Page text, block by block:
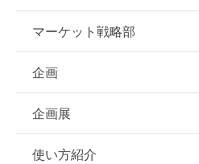
マーケット戦略部
企画
企画展
使い方紹介